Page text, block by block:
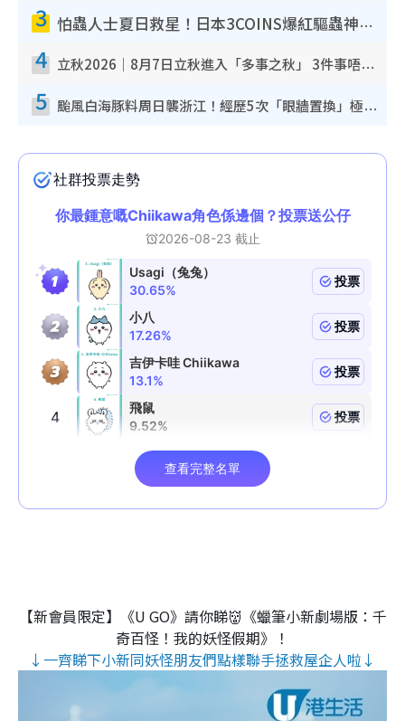
3 怕蟲人士夏日救星！日本3COINS爆紅驅蟲神器$45起 1招「全程免觸碰」輕鬆搞定小強
4 立秋2026｜8月7日立秋進入「多事之秋」 3件事唔做得！專家教6招開運 清枱頭／銀包納氣接好運
5 颱風白海豚料周日襲浙江！經歷5次「眼牆置換」極罕見 成登陸內地最長途颱風
【新會員限定】《U GO》請你睇👹《蠟筆小新劇場版：千
奇百怪！我的妖怪假期》！
↓一齊睇下小新同妖怪朋友們點樣聯手拯救屋企人啦↓